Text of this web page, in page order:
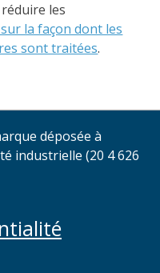
les
la façon dont les
sont traitées.
déposée à
industrielle (20 4 626